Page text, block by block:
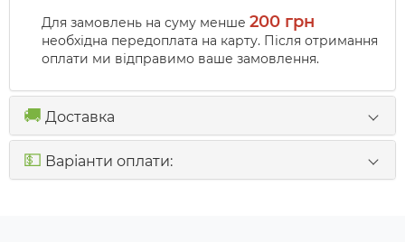
Для замовлень на суму менше 200 грн
необхідна передоплата на карту. Після отримання
оплати ми відправимо ваше замовлення.
🚚 Доставка
💵 Варіанти оплати: